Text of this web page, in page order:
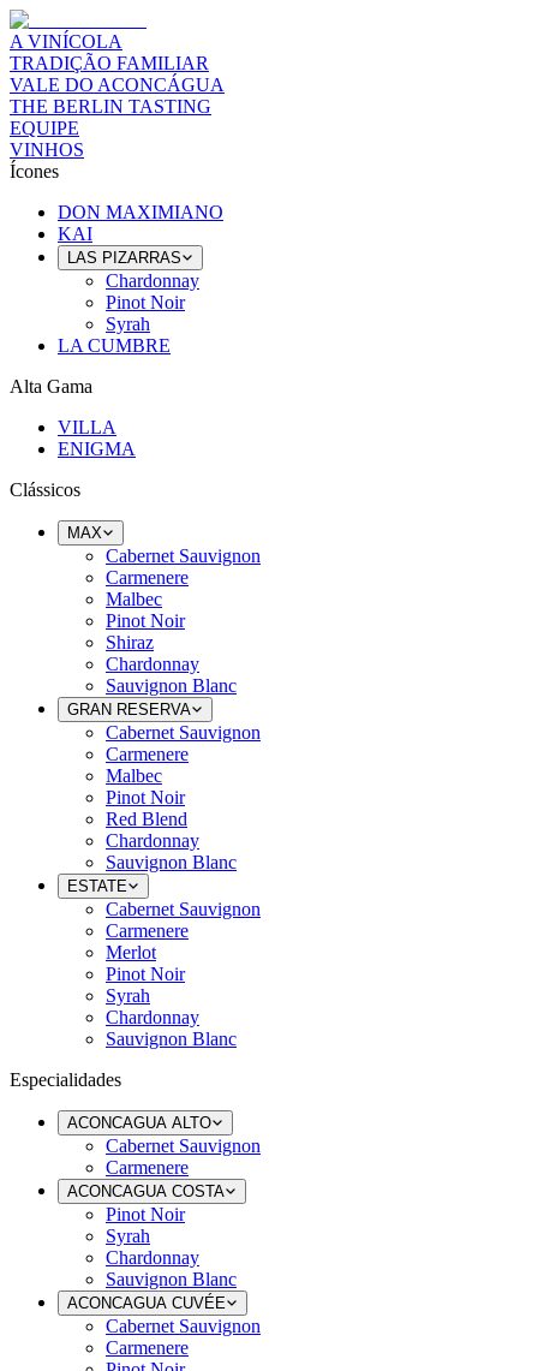
A VINÍCOLA
TRADIÇÃO FAMILIAR
VALE DO ACONCÁGUA
THE BERLIN TASTING
EQUIPE
VINHOS
Ícones
DON MAXIMIANO
KAI
LAS PIZARRAS
Chardonnay
Pinot Noir
Syrah
LA CUMBRE
Alta Gama
VILLA
ENIGMA
Clássicos
MAX
Cabernet Sauvignon
Carmenere
Malbec
Pinot Noir
Shiraz
Chardonnay
Sauvignon Blanc
GRAN RESERVA
Cabernet Sauvignon
Carmenere
Malbec
Pinot Noir
Red Blend
Chardonnay
Sauvignon Blanc
ESTATE
Cabernet Sauvignon
Carmenere
Merlot
Pinot Noir
Syrah
Chardonnay
Sauvignon Blanc
Especialidades
ACONCAGUA ALTO
Cabernet Sauvignon
Carmenere
ACONCAGUA COSTA
Pinot Noir
Syrah
Chardonnay
Sauvignon Blanc
ACONCAGUA CUVÉE
Cabernet Sauvignon
Carmenere